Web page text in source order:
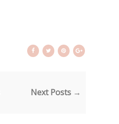
Next Posts →